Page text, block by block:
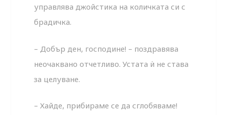
управлява джойстика на количката си с
брадичка.
– Добър ден, господине! – поздравява
неочаквано отчетливо. Устата ѝ не става
за целуване.
– Хайде, прибираме се да сглобяваме!